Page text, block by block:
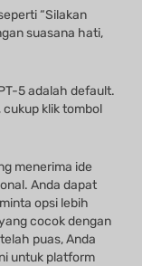
“Silakan
suasana hati,
5 adalah default.
cukup klik tombol
menerima ide
Anda dapat
opsi lebih
cocok dengan
puas, Anda
untuk platform